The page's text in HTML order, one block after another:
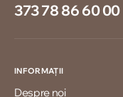
373 78 86 60 00
INFORMAȚII
Despre noi